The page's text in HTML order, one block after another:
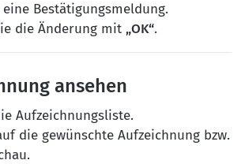
Bestätigungsmeldung.
die Änderung mit „OK“.
ansehen
Aufzeichnungsliste.
die gewünschte Aufzeichnung bzw.